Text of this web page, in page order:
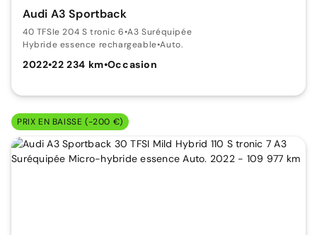
Audi A3 Sportback
40 TFSIe 204 S tronic 6•A3 Suréquipée
Hybride essence rechargeable•Auto.
2022•22 234 km•Occasion
PRIX EN BAISSE (-200 €)